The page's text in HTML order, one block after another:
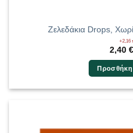
Ζελεδάκια Drops,
+2,16
2,40 €
Προσθήκη